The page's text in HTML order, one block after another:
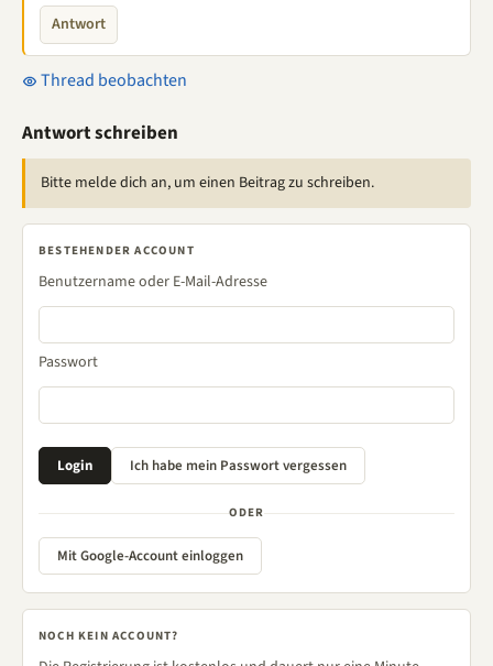
Antwort
Thread beobachten
Antwort schreiben
Bitte melde dich an, um einen Beitrag zu schreiben.
BESTEHENDER ACCOUNT
Benutzername oder E-Mail-Adresse
Passwort
ODER
Mit Google-Account einloggen
NOCH KEIN ACCOUNT?